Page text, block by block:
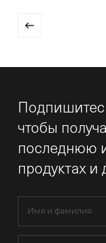
чтобы
последнюю
продуктах и